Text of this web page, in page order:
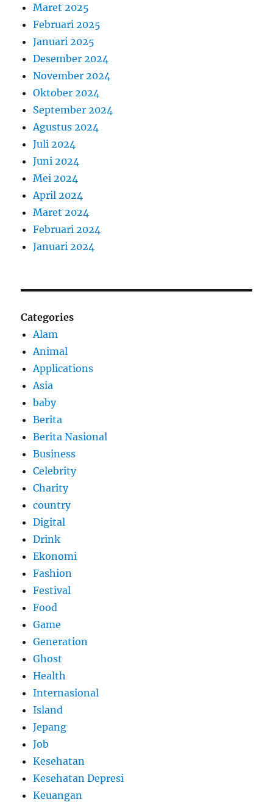
Maret 2025
Februari 2025
Januari 2025
Desember 2024
November 2024
Oktober 2024
September 2024
Agustus 2024
Juli 2024
Juni 2024
Mei 2024
April 2024
Maret 2024
Februari 2024
Januari 2024
Categories
Alam
Animal
Applications
Asia
baby
Berita
Berita Nasional
Business
Celebrity
Charity
country
Digital
Drink
Ekonomi
Fashion
Festival
Food
Game
Generation
Ghost
Health
Internasional
Island
Jepang
Job
Kesehatan
Kesehatan Depresi
Keuangan